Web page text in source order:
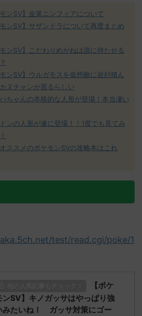
モンSV】金策ニンフィアについて
モンSV】サザンドラについて再度まとめ
モンSV】こだわりめがねは誰に持たせる
モンSV】ウルガモスを仮想敵に岩封積ん
ヌチャンが居るらしい
ちゃんの本格的な人形が登場！本当凄い
ンの人形が遂に登場！！1度でも見てみ
ススメのポケモンSVの攻略本はこれ
test/read.cgi/poke/1
【ポケ
ンSV】キノガッサはやっぱり強
みたいね！ ガッサ対策にゴー